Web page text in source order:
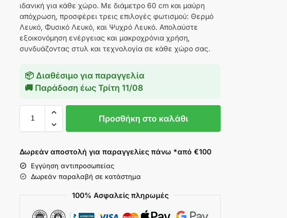
ιδανική για κάθε χώρο. Με διάμετρο 60 cm και μαύρη
απόχρωση, προσφέρει τρεις επιλογές φωτισμού: Θερμό
Λευκό, Φυσικό Λευκό, και Ψυχρό Λευκό. Απολαύστε
εξοικονόμηση ενέργειας και μακροχρόνια χρήση,
συνδυάζοντας στυλ και τεχνολογία σε κάθε χώρο σας.
📦 Διαθέσιμο για παραγγελία
🚚 Παράδοση έωςΤρίτη 11/08
Προσθήκη στο καλάθι
Δωρεάν αποστολή για παραγγελίες πάνω *από €100
Εγγύηση αντιπροσωπείας
Δωρεάν παραλαβή σε κατάστημα
100% Ασφαλείς πληρωμές